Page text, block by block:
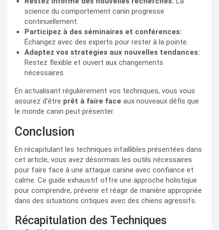
science du comportement canin progresse
continuellement.
Participez à des séminaires et conférences:
Échangez avec des experts pour rester à la pointe.
Adaptez vos stratégies aux nouvelles tendances:
Restez flexible et ouvert aux changements
nécessaires.
En actualisant régulièrement vos techniques, vous vous
assurez d’être prêt à faire face aux nouveaux défis que
le monde canin peut présenter.
Conclusion
En récapitulant les techniques infaillibles présentées dans
cet article, vous avez désormais les outils nécessaires
pour faire face à une attaque canine avec confiance et
calme. Ce guide exhaustif offre une approche holistique
pour comprendre, prévenir et réagir de manière appropriée
dans des situations critiques avec des chiens agressifs.
Récapitulation des Techniques